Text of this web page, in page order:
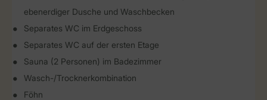
ebenerdiger Dusche und Waschbecken
Separates WC im Erdgeschoss
Separates WC auf der ersten Etage
Sauna (2 Personen) im Badezimmer
Wasch-/Trocknerkombination
Föhn